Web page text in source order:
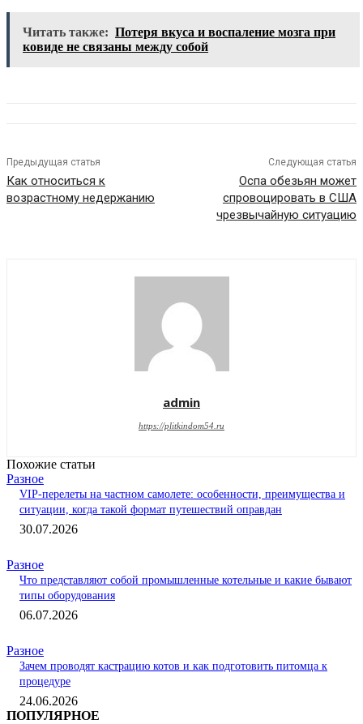
Читать также: Потеря вкуса и воспаление мозга при
ковиде не связаны между собой
Предыдущая статья
Как относиться к
возрастному недержанию
Следующая статья
Оспа обезьян может
спровоцировать в США
чрезвычайную ситуацию
admin
https://plitkindom54.ru
Похожие статьи
Разное
VIP-перелеты на частном самолете: особенности, преимущества и
ситуации, когда такой формат путешествий оправдан
30.07.2026
Разное
Что представляют собой промышленные котельные и какие бывают
типы оборудования
06.07.2026
Разное
Зачем проводят кастрацию котов и как подготовить питомца к
процедуре
24.06.2026
ПОПУЛЯРНОЕ